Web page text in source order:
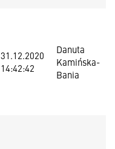
31.12.2020
14:42:42
Danuta
Kamińska-
Bania